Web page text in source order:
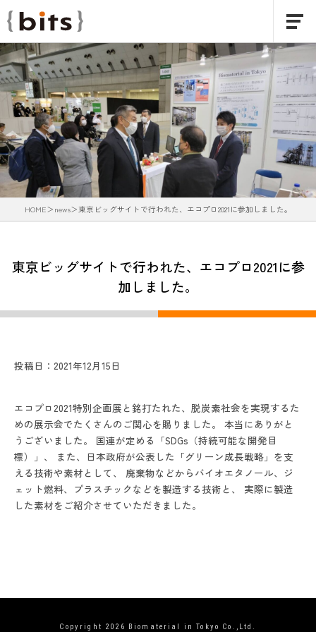
HOME news 東京ビッグサイトで行われた、エコプロ2021に参加しました。
東京ビッグサイトで行われた、エコプロ2021に参
加しました。
投稿日：2021年12月15日
エコプロ2021特別企画展と銘打たれた、脱炭素社会を実現するた
めの展示会でたくさんのご関心を賜りました。 本当にありがと
うございました。 国連が定める「SDGs（持続可能な開発目
標）」、 また、日本政府が公表した「グリーン成長戦略」を支
える技術や素材として、 廃棄物などからバイオエタノール、ジ
ェット燃料、プラスチックなどを製造する技術と、 実際に製造
した素材をご紹介させていただきました。
Copyright 2026 Biomaterial in Tokyo Co.,Ltd.